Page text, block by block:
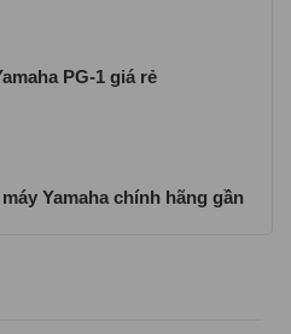
PG-1 giá rẻ
Yamaha chính hãng gần